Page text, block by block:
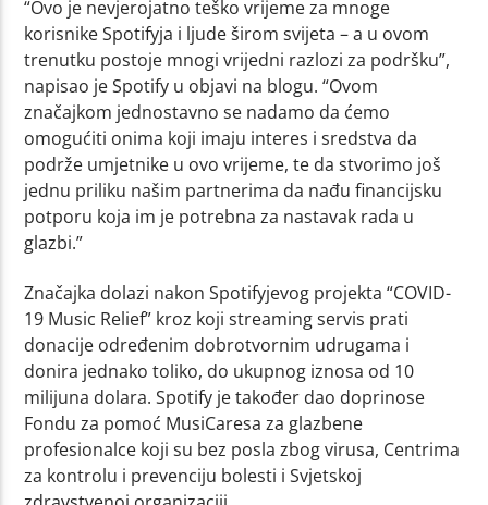
“Ovo je nevjerojatno teško vrijeme za mnoge
korisnike Spotifyja i ljude širom svijeta – a u ovom
trenutku postoje mnogi vrijedni razlozi za podršku”,
napisao je Spotify u objavi na blogu. “Ovom
značajkom jednostavno se nadamo da ćemo
omogućiti onima koji imaju interes i sredstva da
podrže umjetnike u ovo vrijeme, te da stvorimo još
jednu priliku našim partnerima da nađu financijsku
potporu koja im je potrebna za nastavak rada u
glazbi.”
Značajka dolazi nakon Spotifyjevog projekta “COVID-
19 Music Relief” kroz koji streaming servis prati
donacije određenim dobrotvornim udrugama i
donira jednako toliko, do ukupnog iznosa od 10
milijuna dolara. Spotify je također dao doprinose
Fondu za pomoć MusiCaresa za glazbene
profesionalce koji su bez posla zbog virusa, Centrima
za kontrolu i prevenciju bolesti i Svjetskoj